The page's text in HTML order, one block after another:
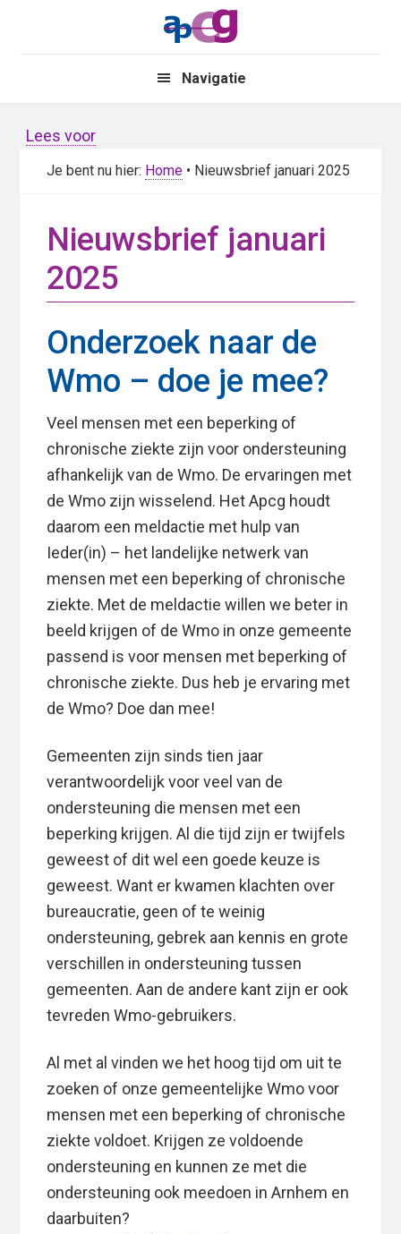
Navigatie
Lees voor
Je bent nu hier: Home • Nieuwsbrief januari 2025
Nieuwsbrief januari
2025
Onderzoek naar de
Wmo – doe je mee?
Veel mensen met een beperking of
chronische ziekte zijn voor ondersteuning
afhankelijk van de Wmo. De ervaringen met
de Wmo zijn wisselend. Het Apcg houdt
daarom een meldactie met hulp van
Ieder(in) – het landelijke netwerk van
mensen met een beperking of chronische
ziekte. Met de meldactie willen we beter in
beeld krijgen of de Wmo in onze gemeente
passend is voor mensen met beperking of
chronische ziekte. Dus heb je ervaring met
de Wmo? Doe dan mee!
Gemeenten zijn sinds tien jaar
verantwoordelijk voor veel van de
ondersteuning die mensen met een
beperking krijgen. Al die tijd zijn er twijfels
geweest of dit wel een goede keuze is
geweest. Want er kwamen klachten over
bureaucratie, geen of te weinig
ondersteuning, gebrek aan kennis en grote
verschillen in ondersteuning tussen
gemeenten. Aan de andere kant zijn er ook
tevreden Wmo-gebruikers.
Al met al vinden we het hoog tijd om uit te
zoeken of onze gemeentelijke Wmo voor
mensen met een beperking of chronische
ziekte voldoet. Krijgen ze voldoende
ondersteuning en kunnen ze met die
ondersteuning ook meedoen in Arnhem en
daarbuiten?